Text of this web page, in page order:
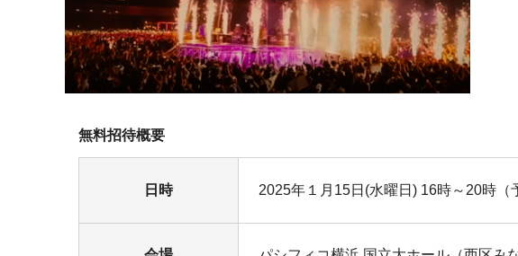
無料招待概要
日時 2025年１月15日(水曜日) 16時～20時（